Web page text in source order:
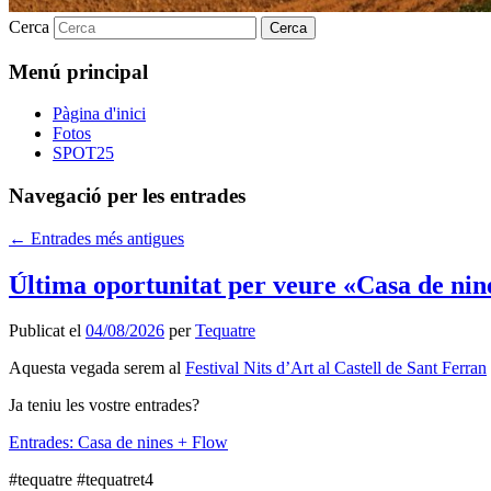
Cerca
Menú principal
Pàgina d'inici
Fotos
SPOT25
Navegació per les entrades
← Entrades més antigues
Última oportunitat per veure «Casa de
Publicat el 04/08/2026 perTequatre
Aquesta vegada serem al Festival Nits d’Art al Castell de Sant Ferran
Ja teniu les vostre entrades?
Entrades: Casa de nines + Flow
#tequatre #tequatret4